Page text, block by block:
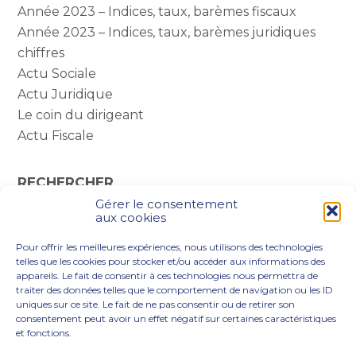
Gérer le consentement
aux cookies
Pour offrir les meilleures expériences, nous utilisons des technologies
telles que les cookies pour stocker et/ou accéder aux informations des
appareils. Le fait de consentir à ces technologies nous permettra de
traiter des données telles que le comportement de navigation ou les ID
uniques sur ce site. Le fait de ne pas consentir ou de retirer son
consentement peut avoir un effet négatif sur certaines caractéristiques
et fonctions.
Année 2023 – Indices, taux, barèmes fiscaux
Année 2023 – Indices, taux, barèmes juridiques
chiffres
Actu Sociale
Actu Juridique
Le coin du dirigeant
Actu Fiscale
RECHERCHER
Rechercher :